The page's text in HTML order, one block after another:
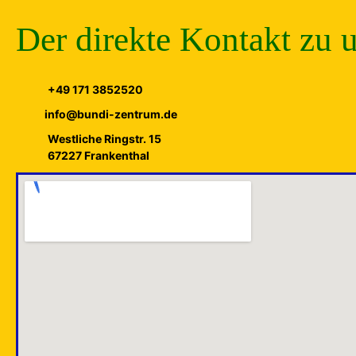
Der direkte Kontakt zu
+49 171 3852520
info@bundi-zentrum.de
Westliche Ringstr. 15
67227 Frankenthal